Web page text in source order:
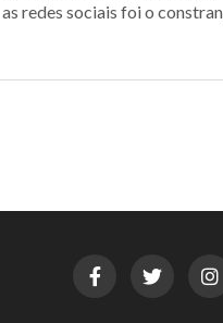
as redes sociais foi o